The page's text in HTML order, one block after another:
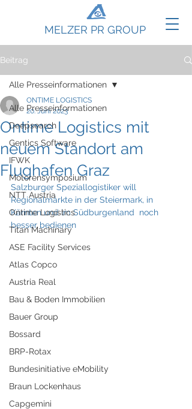
MELZER PR GROUP
Beitrag
Alle Presseinformationen
Deepsearch
Gentics Software
IFWK
Motorensymposium
NTT Austria
Ontime Logistics
Titan Machinary
ASE Facility Services
Atlas Copco
Austria Real
Bau & Boden Immobilien
Bauer Group
Bossard
BRP-Rotax
Bundesinitiative eMobility
Braun Lockenhaus
Capgemini
Alle Presseinformationen
Ontime Logistics mit
neuem Standort am
Flughafen Graz
ONTIME LOGISTICS
20. Juni 2023
Salzburger Speziallogistiker will
Regionalmärkte in der Steiermark, in
Kärnten und im Südburgenland  noch
besser bedienen